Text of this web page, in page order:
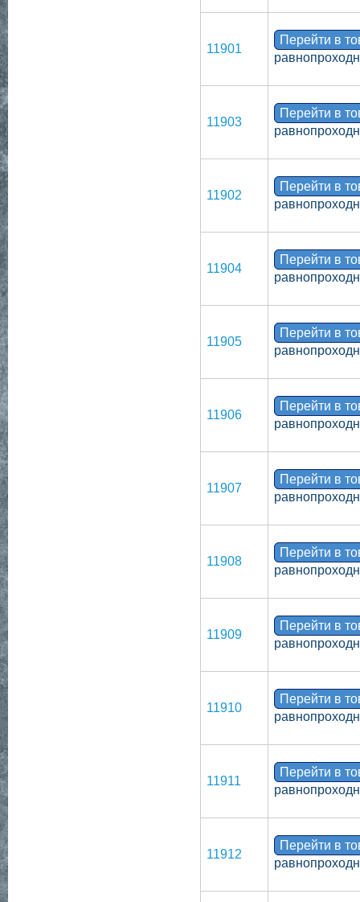
11901
Перейти в
11903
Перейти в
11902
Перейти в
11904
Перейти в
11905
Перейти в
11906
Перейти в
11907
Перейти в
11908
Перейти в
11909
Перейти в
11910
Перейти в
11911
Перейти в
11912
Перейти в